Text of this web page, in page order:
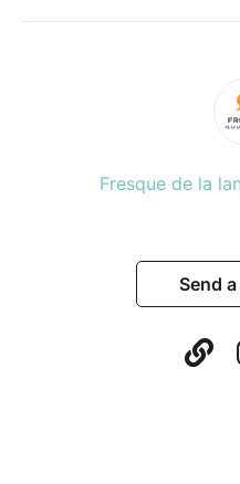
Fresque de la
Send